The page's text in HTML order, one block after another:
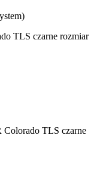
TLS czarne rozmiar
TLS czarne